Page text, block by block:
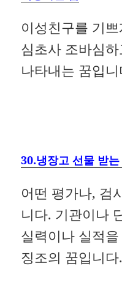
이성친구를 기
심초사 조바심
나타내는 꿈입니
30.냉장고 선물 받
어떤 평가나, 검
니다. 기관이나
실력이나 실적
징조의 꿈입니다.